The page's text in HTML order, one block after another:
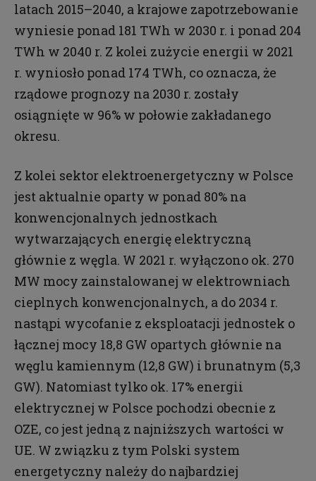
latach 2015–2040, a krajowe zapotrzebowanie
wyniesie ponad 181 TWh w 2030 r. i ponad 204
TWh w 2040 r. Z kolei zużycie energii w 2021
r. wyniosło ponad 174 TWh, co oznacza, że
rządowe prognozy na 2030 r. zostały
osiągnięte w 96% w połowie zakładanego
okresu.
Z kolei sektor elektroenergetyczny w Polsce
jest aktualnie oparty w ponad 80% na
konwencjonalnych jednostkach
wytwarzających energię elektryczną
głównie z węgla. W 2021 r. wyłączono ok. 270
MW mocy zainstalowanej w elektrowniach
cieplnych konwencjonalnych, a do 2034 r.
nastąpi wycofanie z eksploatacji jednostek o
łącznej mocy 18,8 GW opartych głównie na
węglu kamiennym (12,8 GW) i brunatnym (5,3
GW). Natomiast tylko ok. 17% energii
elektrycznej w Polsce pochodzi obecnie z
OZE, co jest jedną z najniższych wartości w
UE. W związku z tym Polski system
energetyczny należy do najbardziej